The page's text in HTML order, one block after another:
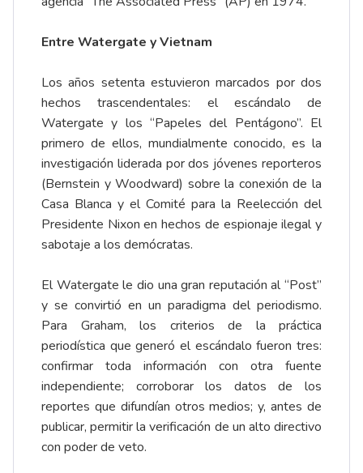
Entre Watergate y Vietnam
Los años setenta estuvieron marcados por dos
hechos trascendentales: el escándalo de
Watergate y los “Papeles del Pentágono”. El
primero de ellos, mundialmente conocido, es la
investigación liderada por dos jóvenes reporteros
(Bernstein y Woodward) sobre la conexión de la
Casa Blanca y el Comité para la Reelección del
Presidente Nixon en hechos de espionaje ilegal y
sabotaje a los demócratas.
El Watergate le dio una gran reputación al “Post”
y se convirtió en un paradigma del periodismo.
Para Graham, los criterios de la práctica
periodística que generó el escándalo fueron tres:
confirmar toda información con otra fuente
independiente; corroborar los datos de los
reportes que difundían otros medios; y, antes de
publicar, permitir la verificación de un alto directivo
con poder de veto.